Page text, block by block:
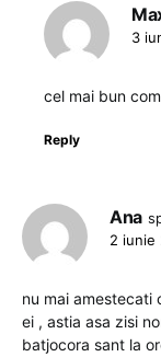
3
cel mai bun
Reply
Ana
2 iunie
nu mai amestecati
ei , astia asa zisi
batjocora sant la